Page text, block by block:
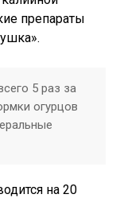
препараты
5 раз за
огурцов
на 20